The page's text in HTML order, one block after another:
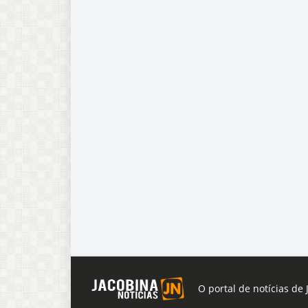
O portal de notícias de